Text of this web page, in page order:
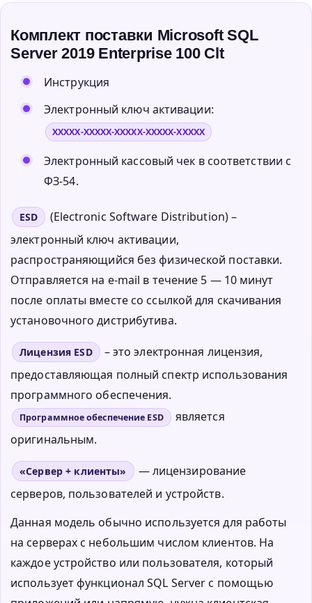
Комплект поставки Microsoft SQL
Server 2019 Enterprise 100 Clt
Инструкция
Электронный ключ активации:
XXXXX-XXXXX-XXXXX-XXXXX-XXXXX
Электронный кассовый чек в соответствии с
ФЗ-54.
ESD
(Electronic Software Distribution) –
электронный ключ активации,
распространяющийся без физической поставки.
Отправляется на e-mail в течение 5 — 10 минут
после оплаты вместе со ссылкой для скачивания
установочного дистрибутива.
Лицензия ESD
– это электронная лицензия,
предоставляющая полный спектр использования
программного обеспечения.
Программное обеспечение ESD
является
оригинальным.
«Сервер + клиенты»
— лицензирование
серверов, пользователей и устройств.
Данная модель обычно используется для работы
на серверах с небольшим числом клиентов. На
каждое устройство или пользователя, который
использует функционал SQL Server с помощью